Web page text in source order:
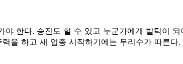
한다. 승진도 할 수 있고 누군가에게 발탁이
을 하고 새 업종 시작하기에는 무리수가 따른다.